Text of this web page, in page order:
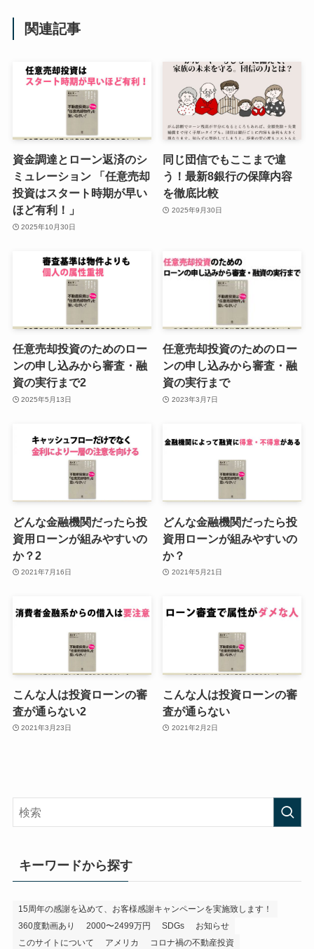
関連記事
資金調達とローン返済のシ
ミュレーション 「任意売却
投資はスタート時期が早い
ほど有利！」
2025年10月30日
同じ団信でもここまで違
う！最新8銀行の保障内容
を徹底比較
2025年9月30日
任意売却投資のためのロー
ンの申し込みから審査・融
資の実行まで2
2025年5月13日
任意売却投資のためのロー
ンの申し込みから審査・融
資の実行まで
2023年3月7日
どんな金融機関だったら投
資用ローンが組みやすいの
か？2
2021年7月16日
どんな金融機関だったら投
資用ローンが組みやすいの
か？
2021年5月21日
こんな人は投資ローンの審
査が通らない2
2021年3月23日
こんな人は投資ローンの審
査が通らない
2021年2月2日
キーワードから探す
15周年の感謝を込めて、お客様感謝キャンペーンを実施致します！
360度動画あり
2000〜2499万円 SDGs
お知らせ
このサイトについて
アメリカ
コロナ禍の不動産投資